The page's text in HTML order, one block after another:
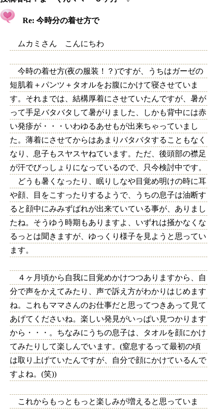
Re: 今時分の着せ方で
ムカミさん こんにちわ
今時の着せ方(夜の服装！？)ですが、うちはガーゼの
短肌着＋パンツ＋タオルをお腹にかけて寝させていま
す。それまでは、結構厚着にさせていたんですが、暑が
って手足バタバタして暑がりました、しかも背中には赤
い発疹が・・・いわゆるあせもが出来ちゃっていまし
た。薄着にさせてからはあまりバタバタすることもなく
なり、息子もスヤスヤねています。ただ、後頭部の襟足
が汗でびっしょりになっているので、只今検討中です。
どうも暑くなったり、眠りしなや目覚め明けの時に耳
や顔、目をこすったりするようで、うちの息子は油断す
ると顔中にみみずばれが出来ていている事が、ありまし
たね。そうゆう時期もありますよ、いずれは掻かなくな
るっとは聞きますが、ゆっくり様子を見ようと思ってい
ます。
４ヶ月頃から自我に目覚めかけつつありますから、自
分で声をかえてみたり、声で訴え方がわかりはじめます
ね。これもママさんのお仕事だと思ってつきあって見て
あげてくださいね。楽しい発見がいっぱい見つかります
から・・・。ちなみにうちの息子は、タオルを顔にかけ
てみたりして楽しんでいます。(窒息するって最初の頃
は取り上げていたんですが、自分で顔にかけているんで
すよね。(笑))
これからもっともっと楽しみが増えると思っていま